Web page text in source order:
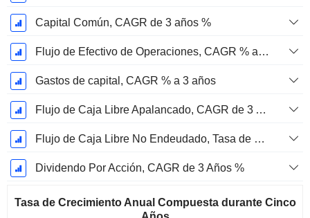
Capital Común, CAGR de 3 años %
Flujo de Efectivo de Operaciones, CAGR % a 3 años
Gastos de capital, CAGR % a 3 años
Flujo de Caja Libre Apalancado, CAGR de 3 Años %
Flujo de Caja Libre No Endeudado, Tasa de Crecimiento Anual Compuesta de 3 Años %
Dividendo Por Acción, CAGR de 3 Años %
Tasa de Crecimiento Anual Compuesta durante Cinco